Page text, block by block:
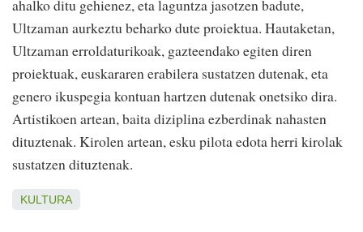
ahalko ditu gehienez, eta laguntza jasotzen badute,
Ultzaman aurkeztu beharko dute proiektua. Hautaketan,
Ultzaman erroldaturikoak, gazteendako egiten diren
proiektuak, euskararen erabilera sustatzen dutenak, eta
genero ikuspegia kontuan hartzen dutenak onetsiko dira.
Artistikoen artean, baita diziplina ezberdinak nahasten
dituztenak. Kirolen artean, esku pilota edota herri kirolak
sustatzen dituztenak.
KULTURA